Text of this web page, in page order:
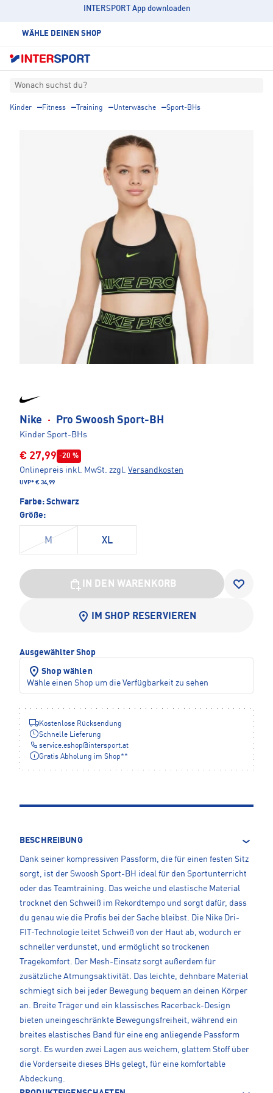
INTERSPORT App downloaden
WÄHLE DEINEN SHOP
Wonach suchst du?
Kinder Fitness Training Unterwäsche Sport-BHs
Nike · Pro Swoosh Sport-BH
Kinder Sport-BHs
€ 27,99 -20 %
Onlinepreis inkl. MwSt. zzgl. Versandkosten
UVP* € 34,99
Farbe: Schwarz
Größe:
M XL
IN DEN WARENKORB
IM SHOP RESERVIEREN
Ausgewählter Shop
Shop wählen
Wähle einen Shop um die Verfügbarkeit zu sehen
Kostenlose Rücksendung
Schnelle Lieferung
service.eshop@ intersport.at
Gratis Abholung im Shop**
BESCHREIBUNG
Dank seiner kompressiven Passform, die für einen festen Sitz
sorgt, ist der Swoosh Sport-BH ideal für den Sportunterricht
oder das Teamtraining. Das weiche und elastische Material
trocknet den Schweiß im Rekordtempo und sorgt dafür, dass
du genau wie die Profis bei der Sache bleibst. Die Nike Dri-
FIT-Technologie leitet Schweiß von der Haut ab, wodurch er
schneller verdunstet, und ermöglicht so trockenen
Tragekomfort. Der Mesh-Einsatz sorgt außerdem für
zusätzliche Atmungsaktivität. Das leichte, dehnbare Material
schmiegt sich bei jeder Bewegung bequem an deinen Körper
an. Breite Träger und ein klassisches Racerback-Design
bieten uneingeschränkte Bewegungsfreiheit, während ein
breites elastisches Band für eine eng anliegende Passform
sorgt. Es wurden zwei Lagen aus weichem, glattem Stoff über
die Vorderseite dieses BHs gelegt, für eine komfortable
Abdeckung.